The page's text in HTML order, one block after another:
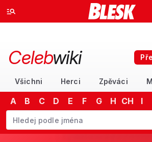
Celebwiki
Všichni Herci Zpěváci
A B C D E F G H CH I
Začněte psát jméno. Šipkami dolů a nahoru